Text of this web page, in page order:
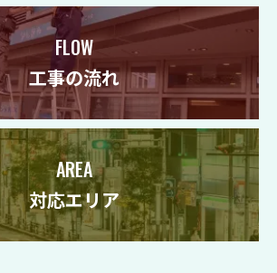
FLOW
工事の流れ
AREA
対応エリア